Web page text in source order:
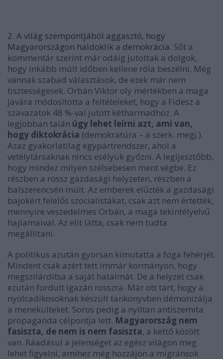
2. A világ szempontjából aggasztó, hogy
Magyarországon haldoklik a demokrácia. Sőt a
kommentár szerint már odáig jutottak a dolgok,
hogy inkább múlt időben kellene róla beszélni. Még
vannak szabad választások, de ezek már nem
tisztességesek. Orbán Viktor oly mértékben a maga
javára módosította a feltételeket, hogy a Fidesz a
szavazatok 48 %-val jutott kétharmadhoz. A
legjobban talán úgy lehet leírni azt, ami van,
hogy diktokrácia (demokratúra – a szerk. megj.).
Azaz gyakorlatilag egypártrendszer, ahol a
vetélytársaknak nincs esélyük győzni. A legijesztőbb,
hogy mindez milyen szélsebesen ment végbe. Ez
részben a rossz gazdasági helyzeten, részben a
balszerencsén múlt. Az emberek elűzték a gazdasági
bajokért felelős szocialistákat, csak azt nem értették,
mennyire veszedelmes Orbán, a maga tekintélyelvű
hajlamaival. Az elit látta, csak nem tudta
megállítani.
A politikus azután gyorsan kimutatta a foga fehérjét.
Mindent csak azért tett immár kormányon, hogy
megszilárdítsa a saját hatalmát. De a helyzet csak
ezután fordult igazán rosszra. Már ott tart, hogy a
nyolcadikosoknak készült tankönyvben démonizálja
a menekülteket. Soros pedig a nyíltan antiszemita
propaganda célpontja lett. Magyarország nem
fasiszta, de nem is nem fasiszta, a kettő között
van. Ráadásul a jelenséget az egész világon meg
lehet figyelni, amihez még hozzájön a migránsok